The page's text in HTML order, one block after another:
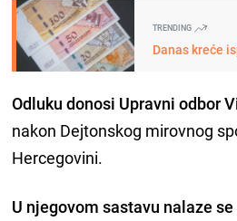
TRENDING
Danas kreće
Odluku donosi Upravni odbor
nakon Dejtonskog mirovnog
Hercegovini.
U njegovom sastavu nalaze